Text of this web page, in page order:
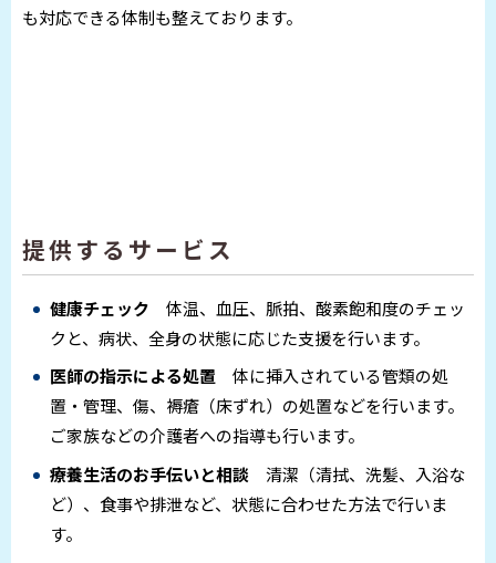
も対応できる体制も整えております。
提供するサービス
健康チェック 体温、血圧、脈拍、酸素飽和度のチェッ
クと、病状、全身の状態に応じた支援を行います。
医師の指示による処置 体に挿入されている管類の処
置・管理、傷、褥瘡（床ずれ）の処置などを行います。
ご家族などの介護者への指導も行います。
療養生活のお手伝いと相談 清潔（清拭、洗髪、入浴な
ど）、食事や排泄など、状態に合わせた方法で行いま
す。